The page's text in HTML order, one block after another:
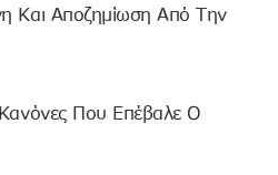
Και Αποζημίωση Από Την
Που Επέβαλε Ο